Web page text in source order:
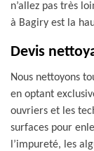
n’allez pas très
à Bagiry est la
Devis
Nous nettoyons
en optant
ouvriers et les
surfaces pour
l’impureté, les